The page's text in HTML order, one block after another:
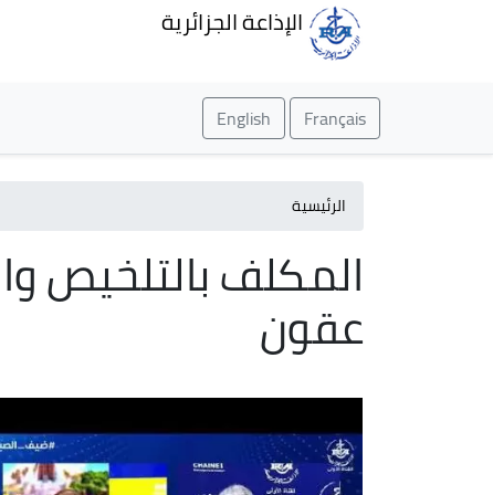
الإذاعة الجزائرية
Français
English
الرئيسية
المكلف بالتلخيص
عقون